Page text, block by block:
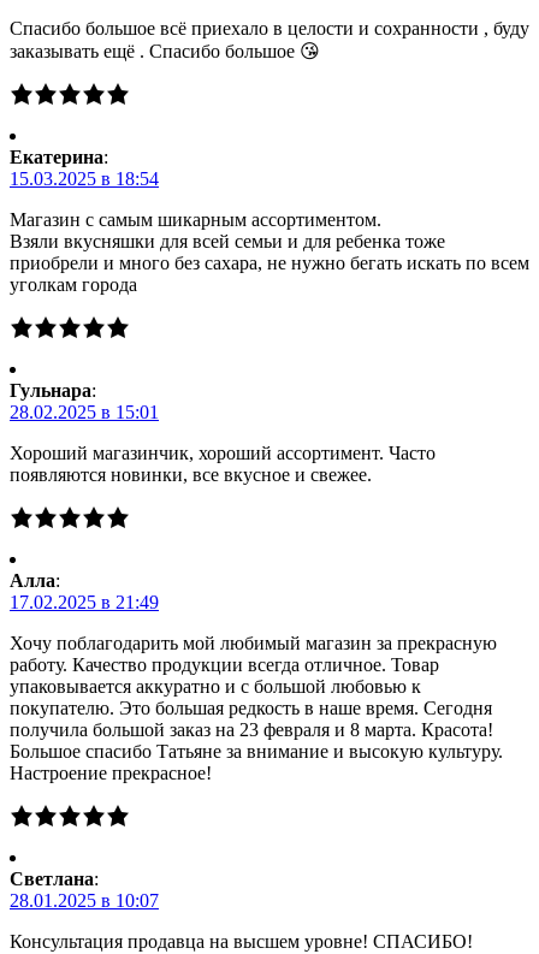
Спасибо большое всё приехало в целости и сохранности , буду
заказывать ещё . Спасибо большое 😘
Екатерина:
15.03.2025 в 18:54
Магазин с самым шикарным ассортиментом.
Взяли вкусняшки для всей семьи и для ребенка тоже
приобрели и много без сахара, не нужно бегать искать по всем
уголкам города
Гульнара:
28.02.2025 в 15:01
Хороший магазинчик, хороший ассортимент. Часто
появляются новинки, все вкусное и свежее.
Алла:
17.02.2025 в 21:49
Хочу поблагодарить мой любимый магазин за прекрасную
работу. Качество продукции всегда отличное. Товар
упаковывается аккуратно и с большой любовью к
покупателю. Это большая редкость в наше время. Сегодня
получила большой заказ на 23 февраля и 8 марта. Красота!
Большое спасибо Татьяне за внимание и высокую культуру.
Настроение прекрасное!
Светлана:
28.01.2025 в 10:07
Консультация продавца на высшем уровне! СПАСИБО!